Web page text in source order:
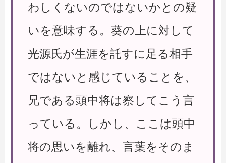
わしくないのではないかとの疑
いを意味する。葵の上に対して
光源氏が生涯を託すに足る相手
ではないと感じていることを、
兄である頭中将は察してこう言
っている。しかし、ここは頭中
将の思いを離れ、言葉をそのま